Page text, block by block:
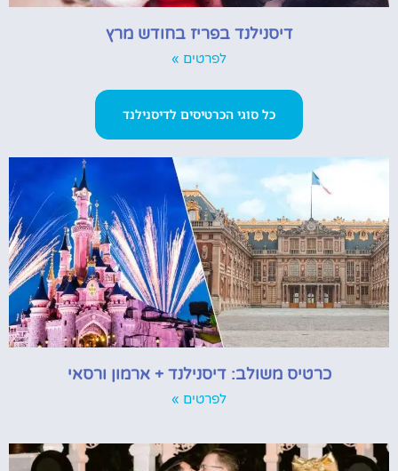
דיסנילנד בפריז בחודש מרץ
לפרטים »
כל סוגי הכרטיסים לדיסנילנד
כרטיס משולב: דיסנילנד + ארמון ורסאי
לפרטים »